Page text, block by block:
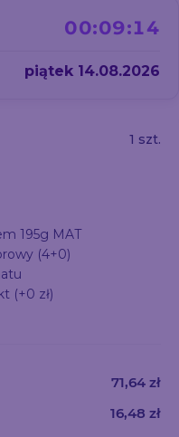
00:09:14
piątek 14.08.2026
1 szt.
195g MAT
(4+0)
(+0 zł)
71,64 zł
16,48 zł